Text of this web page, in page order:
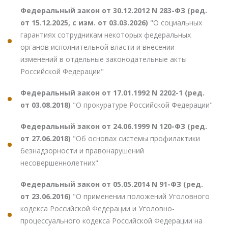
Федеральный закон от 30.12.2012 N 283-ФЗ (ред.
от 15.12.2025, с изм. от 03.03.2026) "О социальных
гарантиях сотрудникам некоторых федеральных
органов исполнительной власти и внесении
изменений в отдельные законодательные акты
Российской Федерации"
Федеральный закон от 17.01.1992 N 2202-1 (ред.
от 03.08.2018) "О прокуратуре Российской Федерации"
Федеральный закон от 24.06.1999 N 120-ФЗ (ред.
от 27.06.2018) "Об основах системы профилактики
безнадзорности и правонарушений
несовершеннолетних"
Федеральный закон от 05.05.2014 N 91-ФЗ (ред.
от 23.06.2016) "О применении положений Уголовного
кодекса Российской Федерации и Уголовно-
процессуального кодекса Российской Федерации на